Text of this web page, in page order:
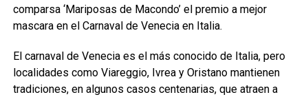
comparsa ‘Mariposas de Macondo’ el premio a mejor
mascara en el Carnaval de Venecia en Italia.
El carnaval de Venecia es el más conocido de Italia, pero
localidades como Viareggio, Ivrea y Oristano mantienen
tradiciones, en algunos casos centenarias, que atraen a